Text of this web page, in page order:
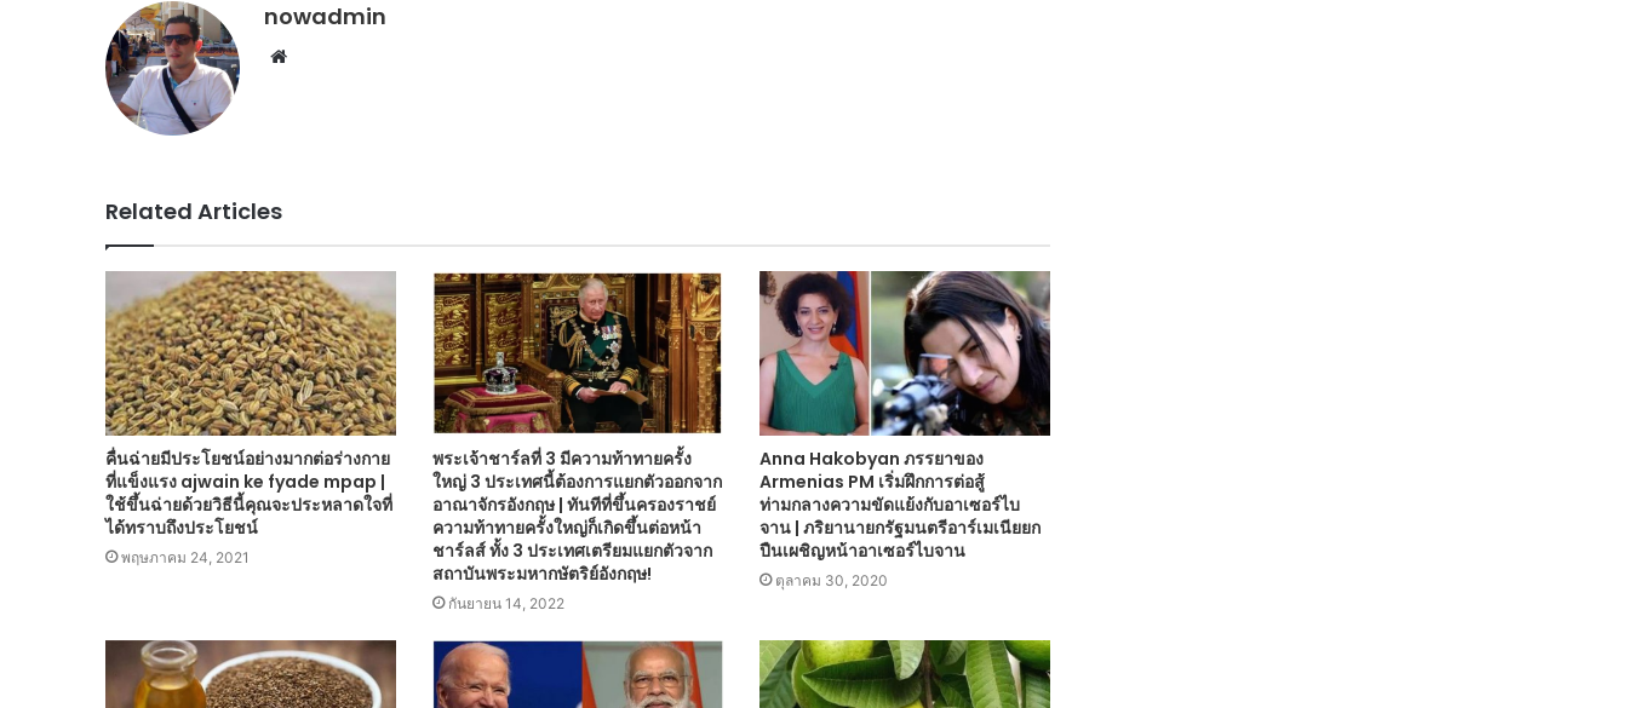
nowadmin
Website
Related Articles
คื่นฉ่ายมีประโยชน์อย่างมากต่อร่างกาย
ที่แข็งแรง ajwain ke fyade mpap |
ใช้ขึ้นฉ่ายด้วยวิธีนี้คุณจะประหลาดใจที่
ได้ทราบถึงประโยชน์
พฤษภาคม 24, 2021
พระเจ้าชาร์ลที่ 3 มีความท้าทายครั้ง
ใหญ่ 3 ประเทศนี้ต้องการแยกตัวออกจาก
อาณาจักรอังกฤษ | ทันทีที่ขึ้นครองราชย์
ความท้าทายครั้งใหญ่ก็เกิดขึ้นต่อหน้า
ชาร์ลส์ ทั้ง 3 ประเทศเตรียมแยกตัวจาก
สถาบันพระมหากษัตริย์อังกฤษ!
กันยายน 14, 2022
Anna Hakobyan ภรรยาของ
Armenias PM เริ่มฝึกการต่อสู้
ท่ามกลางความขัดแย้งกับอาเซอร์ไบ
จาน | ภริยานายกรัฐมนตรีอาร์เมเนียยก
ปืนเผชิญหน้าอาเซอร์ไบจาน
ตุลาคม 30, 2020